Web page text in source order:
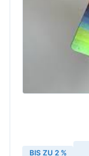
BIS ZU 2 %